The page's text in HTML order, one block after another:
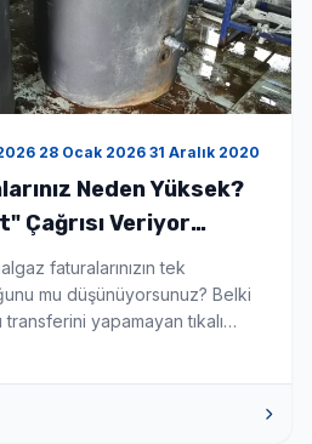
28 Ocak 2026 31 Aralık 2020
Neden Yüksek?
Çağrısı Veriyor
ve Servisi
faturalarınızın tek
mu düşünüyorsunuz? Belki
transferini yapamayan tıkalı